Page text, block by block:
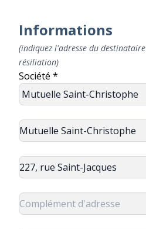
Informations
(indiquez l'adresse du
résiliation)
Société *